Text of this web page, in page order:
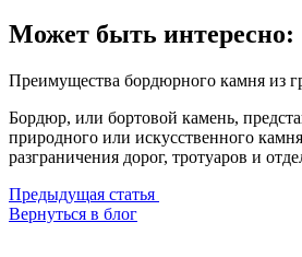
Может быть интересно:
Преимущества бордюрного камня из
Бордюр, или бортовой камень,
природного или искусственного
разграничения дорог, тротуаров и
Предыдущая статья
Вернуться в блог